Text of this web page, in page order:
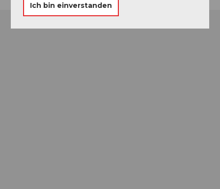
Ich bin einverstanden